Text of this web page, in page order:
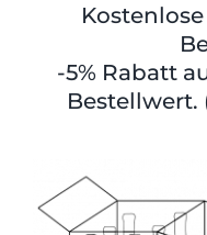
Edelbrand
Kernöl
Tabak
-5% Rabatt
Bestellwert.